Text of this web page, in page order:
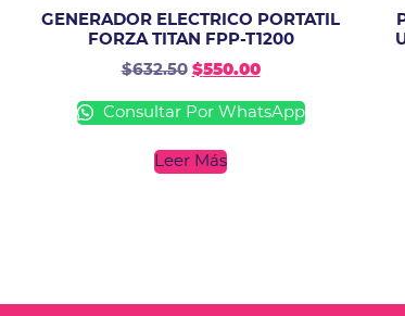
GENERADOR ELECTRICO PORTATIL
FORZA TITAN FPP-T1200
$632.50 $550.00
Consultar Por WhatsApp
Leer Más